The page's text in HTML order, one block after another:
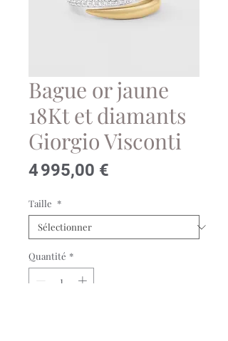
Bague or jaune
18Kt et diamants
Giorgio Visconti
4 995,00 €
Taille *
Quantité *